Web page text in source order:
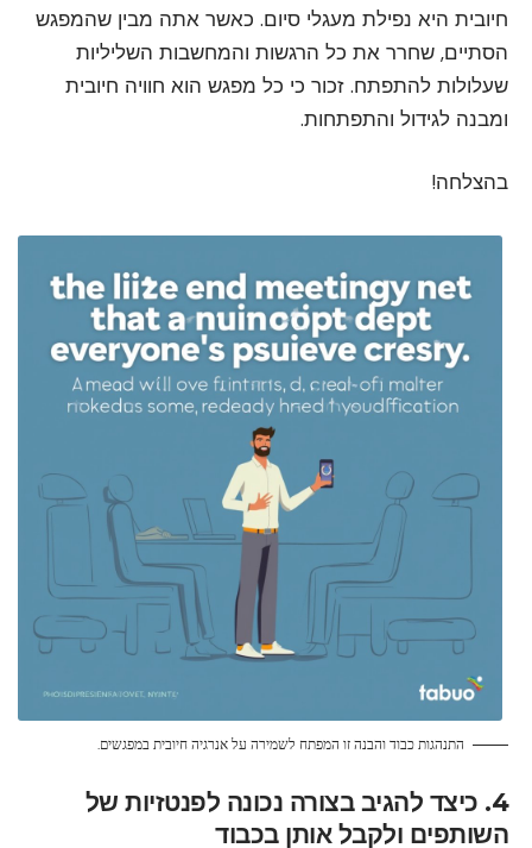
חיובית היא נפילת מעגלי סיום. כאשר אתה מבין שהמפגש
הסתיים, שחרר את כל הרגשות והמחשבות השליליות
שעלולות להתפתח. זכור כי כל מפגש הוא חוויה חיובית
ומבנה לגידול והתפתחות.
בהצלחה!
התנהגות כבוד והבנה זו המפתח לשמירה על אנרגיה חיובית במפגשים.
4. כיצד להגיב בצורה נכונה לפנטזיות של
השותפים ולקבל אותן בכבוד